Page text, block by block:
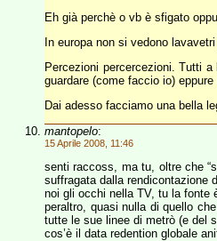
Eh già perchè o vb è sfigato
In europa non si vedono
Percezioni percercezioni. Tutti
guardare (come faccio io)
Dai adesso facciamo una bella
mantopelo:
15 Aprile 2008, 11:46
senti raccoss, ma tu, oltre che
suffragata dalla rendicontazione
noi gli occhi nella TV, tu la fonte
peraltro, quasi nulla di quello
tutte le sue linee di metrò (e del
cos’è il data redention globale